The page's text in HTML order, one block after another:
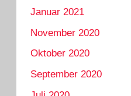
Januar 2021
November 2020
Oktober 2020
September 2020